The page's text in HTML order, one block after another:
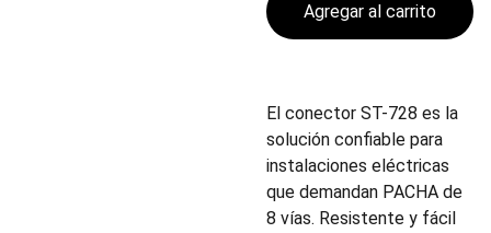
Agregar al carrito
El conector ST-728 es la
solución confiable para
instalaciones eléctricas
que demandan PACHA de
8 vías. Resistente y fácil